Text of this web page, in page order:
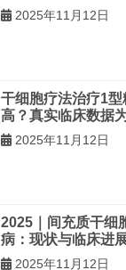
2025年11月12日
干细胞疗法治疗1
高？真实临床数据
2025年11月12日
2025｜间充质干细
病：现状与临床进
2025年11月12日